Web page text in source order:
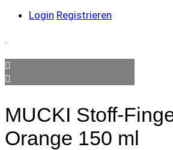
Login Registrieren
MUCKI Stoff-
Orange 150 ml